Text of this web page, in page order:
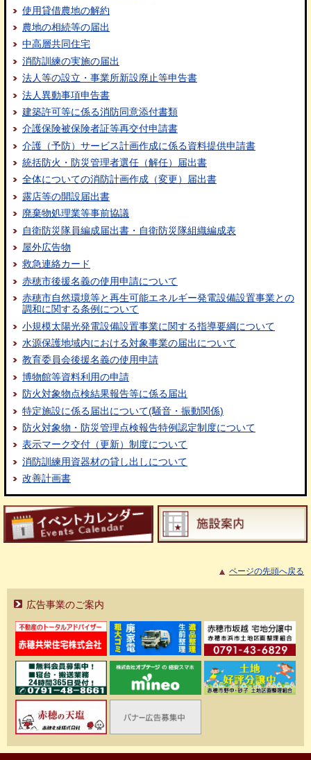
使用貸借農地の解約
農地の相続等の届出
中高層共同住宅
消防訓練の実施の届出
法人等の設立・事業所新設廃止等申告書
法人異動事項申告書
建築許可等に係る消防同意添付書類
介護保険被保険者証等再交付申請書
介護（予防）サービス計画作成に係る資料提供申請書
統括防火・防災管理者選任（解任）届出書
全体についての消防計画作成（変更）届出書
露店等の開設届出書
廃棄物処理業等事前協議
自衛防災隊員編成届出書・自衛防災隊組織編成表
屋外広告物
救急連絡カード
赤穂市後援名義の使用申請について
赤穂市自然環境等と再生可能エネルギー発電設備設置事業との
調和に関する条例について
小規模太陽光発電設備設置事業に関する指導要綱について
水源保護地域内における対象事業の届出について
教育委員会後援名義の使用申請
博物館等資料利用の申請
防火対象物点検結果報告等に係る届出
特定施設に係る届出について(騒音・振動関係)
防火対象物・防災管理点検報告特例認定制度について
表示マーク交付（更新）制度について
消防訓練用資器材の貸し出しについて
改善計画書
ページの先頭へ戻る
広告事業のご案内